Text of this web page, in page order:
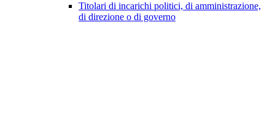
Titolari di incarichi politici, di amministrazione,
di direzione o di governo